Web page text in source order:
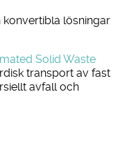
konvertibla lösningar
Solid Waste
transport av fast
avfall och